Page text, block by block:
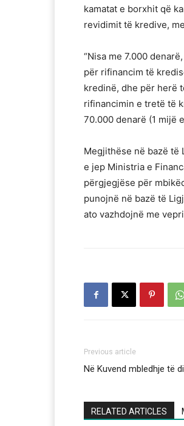
kamatat e borxhit që
revidimit të kredive,
“Nisa me 7.000
për rifinancim të
kredinë, dhe për herë
rifinancimin e tretë të
70.000 denarë (1 mijë
Megjithëse në bazë
e jep Ministria e
përgjegjëse për
punojnë në bazë të
ato vazhdojnë me
Previous article
Në Kuvend mbledhje të
RELATED ARTICLES